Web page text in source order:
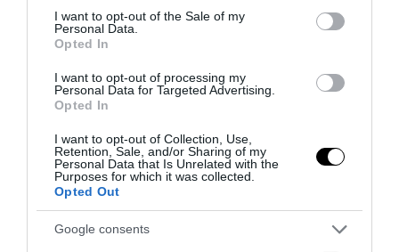
consent section.
I want to opt-out of the Sale of my
Personal Data.
Opted In
I want to opt-out of processing my
Personal Data for Targeted Advertising.
Opted In
I want to opt-out of Collection, Use,
Retention, Sale, and/or Sharing of my
Personal Data that Is Unrelated with the
Purposes for which it was collected.
Opted Out
Google consents
di più idee, non di più braccia